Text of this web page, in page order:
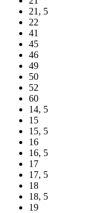
21, 5
22
41
45
46
49
50
52
60
14, 5
15
15, 5
16
16, 5
17
17, 5
18
18, 5
19